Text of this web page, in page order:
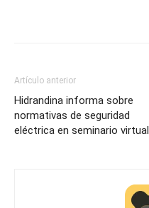
Artículo anterior
Hidrandina informa sobre
normativas de seguridad
eléctrica en seminario virtual